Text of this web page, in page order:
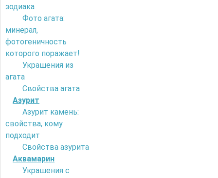
зодиака
Фото агата:
минерал,
фотогеничность
которого поражает!
Украшения из
агата
Свойства агата
Азурит
Азурит камень:
свойства, кому
подходит
Свойства азурита
Аквамарин
Украшения с